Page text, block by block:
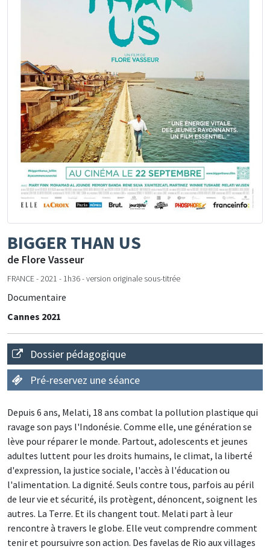
BIGGER THAN US
de Flore Vasseur
FRANCE - 2021 - 1h36 - version originale sous-titrée
Documentaire
Cannes 2021
Dossier pédagogique
Pré-reservez une séance
Depuis 6 ans, Melati, 18 ans combat la pollution plastique qui
ravage son pays l'Indonésie. Comme elle, une génération se
lève pour réparer le monde. Partout, adolescents et jeunes
adultes luttent pour les droits humains, le climat, la liberté
d'expression, la justice sociale, l'accès à l'éducation ou
l'alimentation. La dignité. Seuls contre tous, parfois au péril
de leur vie et sécurité, ils protègent, dénoncent, soignent les
autres. La Terre. Et ils changent tout. Melati part à leur
rencontre à travers le globe. Elle veut comprendre comment
tenir et poursuivre son action. Des favelas de Rio aux villages